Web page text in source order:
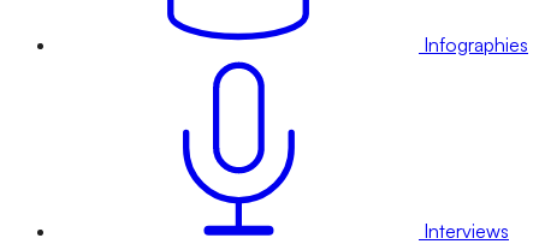
Infographies
Interviews